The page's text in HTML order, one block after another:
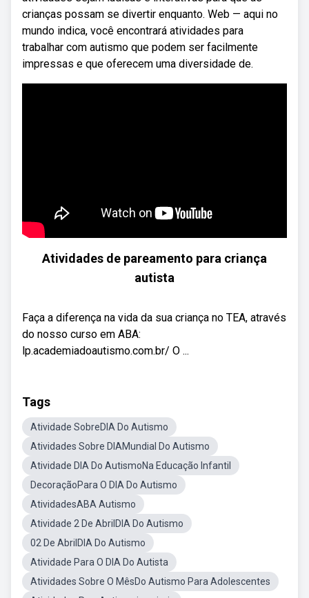
crianças possam se divertir enquanto. Web — aqui no
mundo indica, você encontrará atividades para
trabalhar com autismo que podem ser facilmente
impressas e que oferecem uma diversidade de.
Atividades de pareamento para criança
autista
Faça a diferença na vida da sua criança no TEA, através
do nosso curso em ABA:
lp.academiadoautismo.com.br/ O ...
Tags
Atividade SobreDIA Do Autismo
Atividades Sobre DIAMundial Do Autismo
Atividade DIA Do AutismoNa Educação Infantil
DecoraçãoPara O DIA Do Autismo
AtividadesABA Autismo
Atividade 2 De AbrilDIA Do Autismo
02 De AbrilDIA Do Autismo
Atividade Para O DIA Do Autista
Atividades Sobre O MêsDo Autismo Para Adolescentes